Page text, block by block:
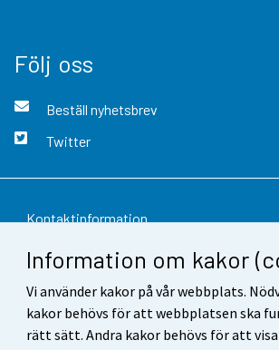
Information om kakor
Vi använder kakor på vår webbplats.
kakor behövs för att webbplatsen ska
rätt sätt. Andra kakor behövs för att visa
Följ oss
Beställ nyhetsbrev
Twitter
Kontaktinformation
Respons
Användarvillkor
Dataskydd